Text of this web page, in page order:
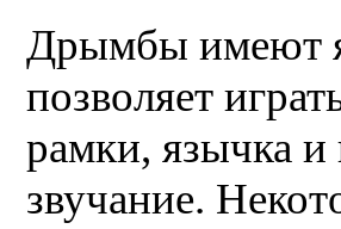
Дрымбы имеют
позволяет
рамки, язычка
звучание.